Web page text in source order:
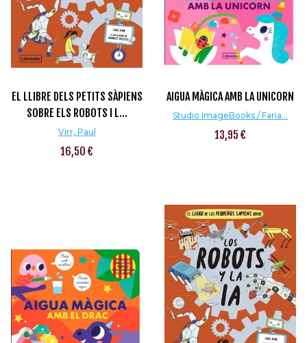
EL LLIBRE DELS PETITS SÀPIENS
SOBRE ELS ROBOTS I L...
Virr, Paul
16,50 €
AIGUA MÀGICA AMB LA UNICORN
Studio ImageBooks / Faria...
13,95 €